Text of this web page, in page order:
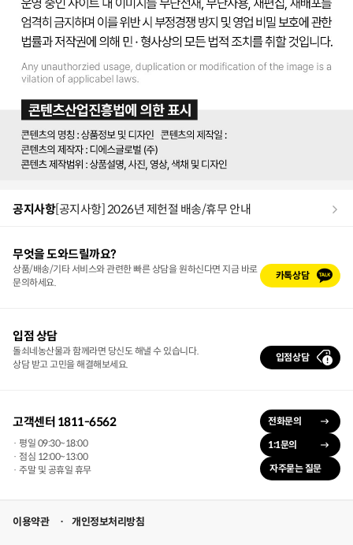
공지사항[공지사항] 2026년 제헌절 배송/휴무 안내
무엇을 도와드릴까요?
상품/배송/기타 서비스와 관련한 빠른 상담을 원하신다면 지금 바로
문의하세요.
카톡상담
입점 상담
돌쇠네농산물과 함께라면 당신도 해낼 수 있습니다.
상담 받고 고민을 해결해보세요.
입점상담
고객센터 1811-6562
· 평일 09:30~18:00
· 점심 12:00~13:00
· 주말 및 공휴일 휴무
전화문의
1:1문의
자주묻는 질문
이용약관 개인정보처리방침